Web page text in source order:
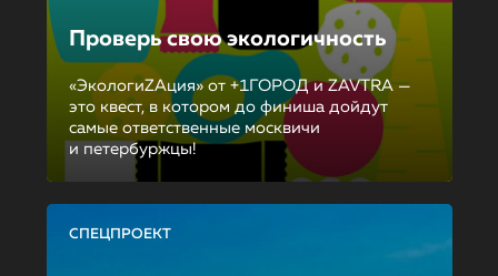
Проверь свою экологичность
«ЭкологиZAция» от +1ГОРОД и ZAVTRA —
это квест, в котором до финиша дойдут
самые ответственные москвичи
и петербуржцы!
СПЕЦПРОЕКТ